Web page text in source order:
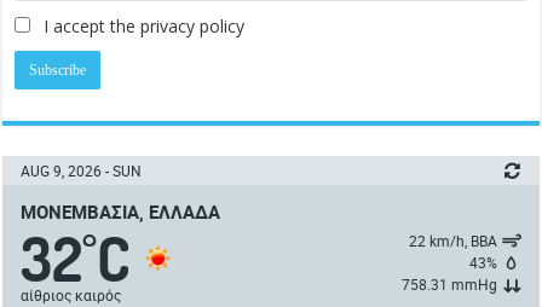
I accept the privacy policy
AUG 9, 2026 - SUN
ΜΟΝΕΜΒΑΣΙΆ, ΕΛΛΆΔΑ
32°C
αίθριος καιρός
22 km/h, ΒΒΑ
43%
758.31 mmHg